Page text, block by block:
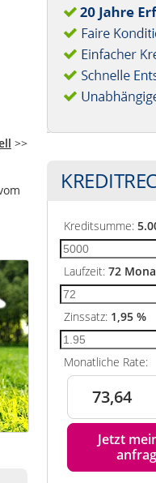
>>
Kreditsumme:
Laufzeit: 72
Zinssatz: 1,95 %
Monatliche Rate:
73,64
Jetzt